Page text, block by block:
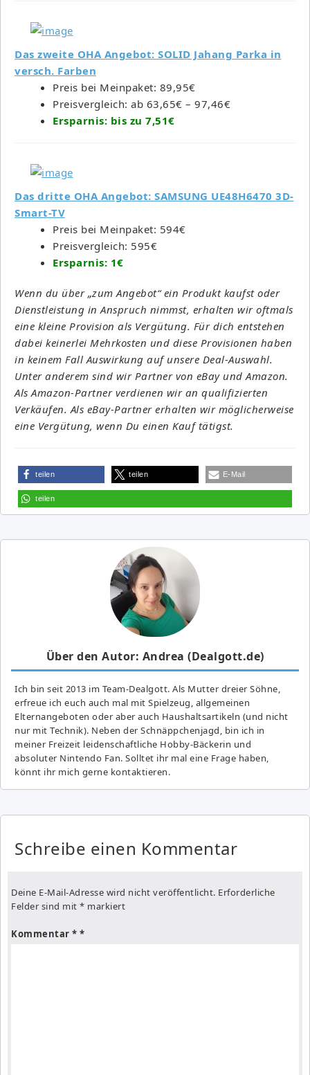
Das zweite OHA Angebot: SOLID Jahang Parka in
versch. Farben
Preis bei Meinpaket: 89,95€
Preisvergleich: ab 63,65€ – 97,46€
Ersparnis: bis zu 7,51€
Das dritte OHA Angebot: SAMSUNG UE48H6470 3D-
Smart-TV
Preis bei Meinpaket: 594€
Preisvergleich: 595€
Ersparnis: 1€
Wenn du über „zum Angebot“ ein Produkt kaufst oder
Dienstleistung in Anspruch nimmst, erhalten wir oftmals
eine kleine Provision als Vergütung. Für dich entstehen
dabei keinerlei Mehrkosten und diese Provisionen haben
in keinem Fall Auswirkung auf unsere Deal-Auswahl.
Unter anderem sind wir Partner von eBay und Amazon.
Als Amazon-Partner verdienen wir an qualifizierten
Verkäufen. Als eBay-Partner erhalten wir möglicherweise
eine Vergütung, wenn Du einen Kauf tätigst.
teilen teilen E-Mail
teilen
Über den Autor: Andrea (Dealgott.de)
Ich bin seit 2013 im Team-Dealgott. Als Mutter dreier Söhne,
erfreue ich euch auch mal mit Spielzeug, allgemeinen
Elternangeboten oder aber auch Haushaltsartikeln (und nicht
nur mit Technik). Neben der Schnäppchenjagd, bin ich in
meiner Freizeit leidenschaftliche Hobby-Bäckerin und
absoluter Nintendo Fan. Solltet ihr mal eine Frage haben,
könnt ihr mich gerne kontaktieren.
Schreibe einen Kommentar
Deine E-Mail-Adresse wird nicht veröffentlicht. Erforderliche
Felder sind mit * markiert
Kommentar *